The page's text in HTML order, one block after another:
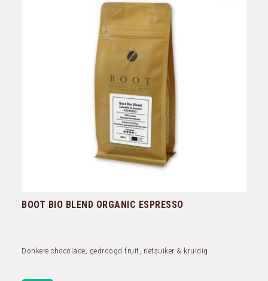
BOOT BIO BLEND ORGANIC ESPRESSO
Donkere chocolade, gedroogd fruit, rietsuiker & kruidig.